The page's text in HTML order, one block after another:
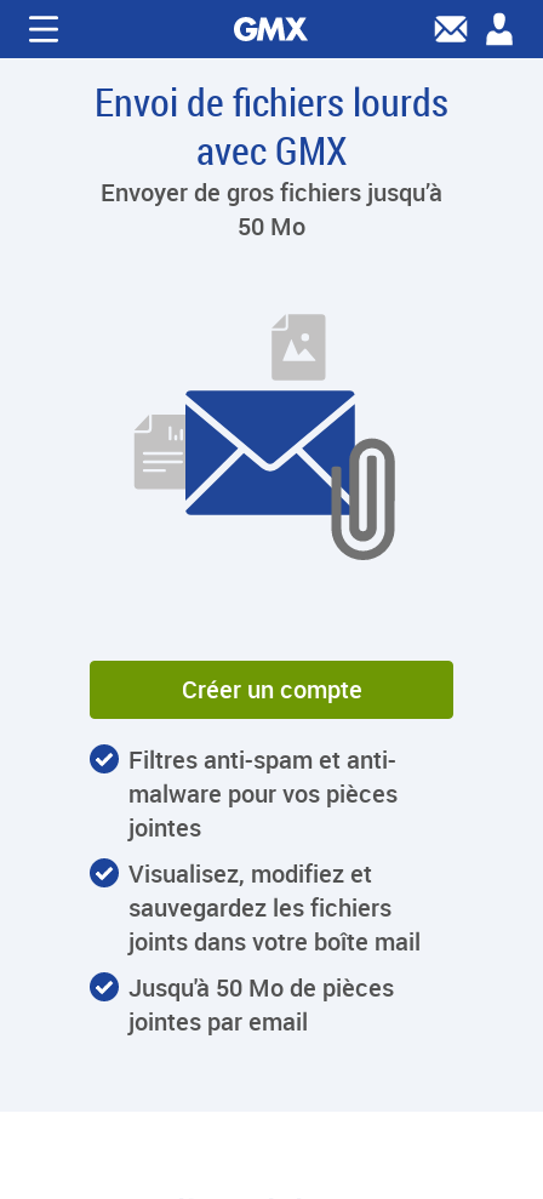
Envoi de fichiers lourds
avec GMX
Envoyer de gros fichiers jusqu’à
50 Mo
Filtres anti-spam et anti-
malware pour vos pièces
jointes
Visualisez, modifiez et
sauvegardez les fichiers
joints dans votre boîte mail
Jusqu'à 50 Mo de pièces
jointes par email
Créer un compte